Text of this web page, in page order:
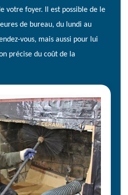
votre foyer. Il est possible de le
de bureau, du lundi au
vous, mais aussi pour lui
précise du coût de la